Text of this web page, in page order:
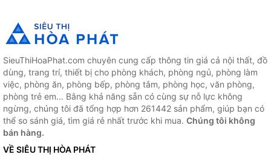
SieuThiHoaPhat.com chuyên cung cấp thông tin giá cả nội thất, đồ
dùng, trang trí, thiết bị cho phòng khách, phòng ngủ, phòng làm
việc, phòng ăn, phòng bếp, phòng tắm, phòng học, văn phòng,
phòng trẻ em... Bằng khả năng sẵn có cùng sự nỗ lực không
ngừng, chúng tôi đã tổng hợp hơn 261442 sản phẩm, giúp bạn có
thể so sánh giá, tìm giá rẻ nhất trước khi mua. Chúng tôi không
bán hàng.
VỀ SIÊU THỊ HÒA PHÁT